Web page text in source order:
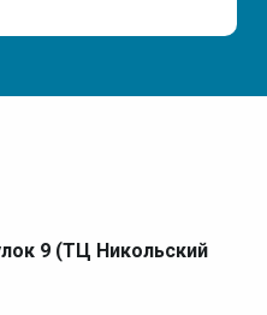
9 (ТЦ Никольский